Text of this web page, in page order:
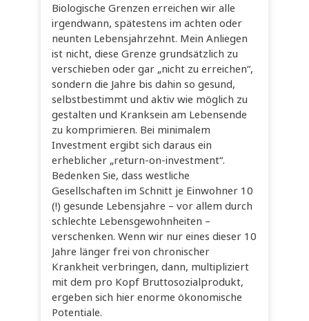
Biologische Grenzen erreichen wir alle
irgendwann, spätestens im achten oder
neunten Lebensjahrzehnt. Mein Anliegen
ist nicht, diese Grenze grundsätzlich zu
verschieben oder gar „nicht zu erreichen“,
sondern die Jahre bis dahin so gesund,
selbstbestimmt und aktiv wie möglich zu
gestalten und Kranksein am Lebensende
zu komprimieren. Bei minimalem
Investment ergibt sich daraus ein
erheblicher „return-on-investment“.
Bedenken Sie, dass westliche
Gesellschaften im Schnitt je Einwohner 10
(!) gesunde Lebensjahre – vor allem durch
schlechte Lebensgewohnheiten –
verschenken. Wenn wir nur eines dieser 10
Jahre länger frei von chronischer
Krankheit verbringen, dann, multipliziert
mit dem pro Kopf Bruttosozialprodukt,
ergeben sich hier enorme ökonomische
Potentiale.